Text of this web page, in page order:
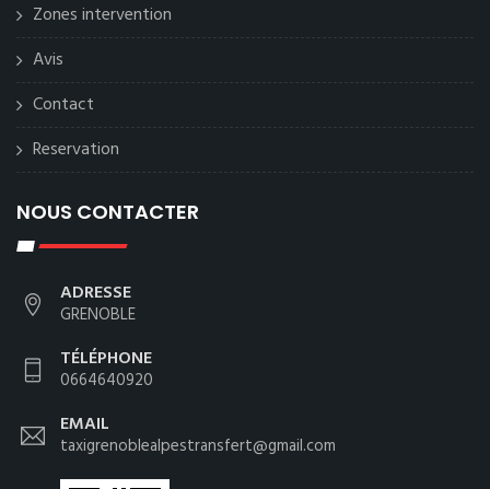
Zones intervention
Avis
Contact
Reservation
NOUS CONTACTER
ADRESSE
GRENOBLE
TÉLÉPHONE
0664640920
EMAIL
taxigrenoblealpestransfert@gmail.com